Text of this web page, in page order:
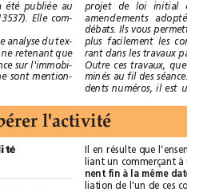
a été publiée au
JO du 7août 2015 (p.13537). Elle com-
Nous vous proposons une analyse du tex-
te, article par article, en ne retenant que
ceux qui ont une incidence sur l'immobi-
lier. Les autres thèmes ne sont mention-
)879:;:9 ';8$19:9;3&2078+871
Chapitre1er: Mobilité